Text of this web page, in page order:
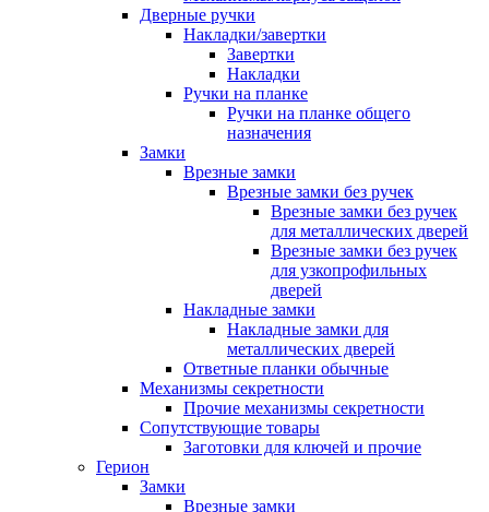
Дверные ручки
Накладки/завертки
Завертки
Накладки
Ручки на планке
Ручки на планке общего
назначения
Замки
Врезные замки
Врезные замки без ручек
Врезные замки без ручек
для металлических дверей
Врезные замки без ручек
для узкопрофильных
дверей
Накладные замки
Накладные замки для
металлических дверей
Ответные планки обычные
Механизмы секретности
Прочие механизмы секретности
Сопутствующие товары
Заготовки для ключей и прочие
Герион
Замки
Врезные замки